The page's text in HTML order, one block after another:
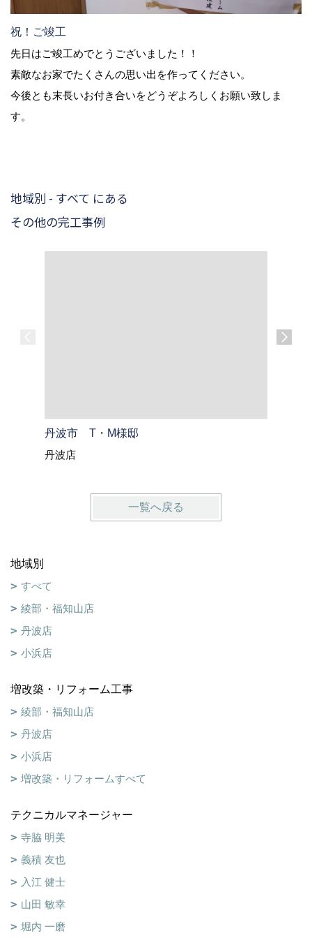
祝！ご竣工
先日はご竣工めでとうございました！！
素敵なお家でたくさんの思い出を作ってください。
今後とも末長いお付き合いをどうぞよろしくお願い致しま
す。
地域別 - すべて にある
その他の完工事例
丹波市 T・M様邸
丹波店
一覧へ戻る
地域別
すべて
綾部・福知山店
丹波店
小浜店
増改築・リフォーム工事
綾部・福知山店
丹波店
小浜店
増改築・リフォームすべて
テクニカルマネージャー
寺脇 明美
義積 友也
入江 健士
山田 敏幸
堀内 一磨